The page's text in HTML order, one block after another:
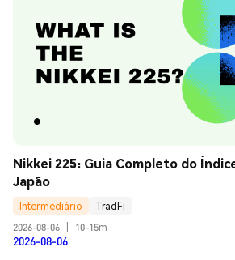
Nikkei 225: Guia Completo do
Japão
Intermediário
TradFi
2026-08-06
10-15m
2026-08-06